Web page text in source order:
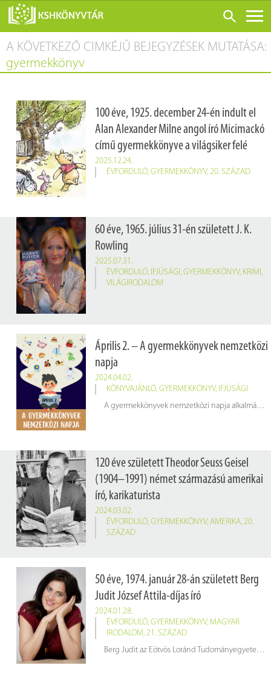
ONLINE KATALÓGUS
RÓLUNK
SZOLGÁLTATÁSOK
KONFERENCIÁK
ADATBÁZISOK
BLOG
A KÖVETKEZŐ CIMKÉJŰ BEJEGYZÉSEK MUTATÁSA:
gyermekkönyv
100 éve, 1925. december 24-én indult el
Alan Alexander Milne angol író Micimackó
című gyermekkönyve a világsiker felé
2025.12.24.
ÉVFORDULÓ, GYERMEKKÖNYV, 20. SZÁZAD
60 éve, 1965. július 31-én született J. K.
Rowling
2025.07.31.
ÉVFORDULÓ, IFJÚSÁGI , GYERMEKKÖNYV, KRIMI ,
VILÁGIRODALOM
Április 2. – A gyermekkönyvek nemzetközi
napja
2024.04.02.
KÖNYVAJÁNLÓ, GYERMEKKÖNYV, IFJÚSÁGI
A gyermekkönyvek nemzetközi napja alkalmából ajánljuk a 2023-as Év Gyerekkönyv írója díj győzteseinek könyveit, amelyek már könyvtárunkban is elérhetőek.
120 éve született Theodor Seuss Geisel
(1904–1991) német származású amerikai
író, karikaturista
2024.03.02.
ÉVFORDULÓ, GYERMEKKÖNYV, AMERIKA, 20.
SZÁZAD
50 éve, 1974. január 28-án született Berg
Judit József Attila-díjas író
2024.01.28.
ÉVFORDULÓ, GYERMEKKÖNYV, MAGYAR
IRODALOM, 21. SZÁZAD
Berg Judit az Eötvös Loránd Tudományegyetem Bölcsészkarán szerzett magyar–angol szakos tanári diplomát és drámatanári végzettséget. Közben egykori általános iskolája színházszakkörének írt darabokat, részt vett a rendezésben, vándortáborba kísérte a gyerekeket, angolt tanított.